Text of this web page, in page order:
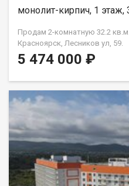
монолит-кирпич, 1 этаж,
Продам 2-комнатную 32.2
Красноярск, Лесников ул, 59.
5 474 000 ₽